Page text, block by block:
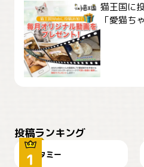
猫王国に
「愛猫ち
投稿ランキング
タミー
お弁当になりたいにゃ😽